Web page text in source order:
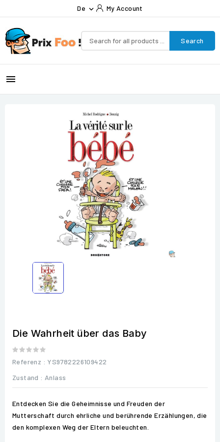
De  My Account
Search

Die Wahrheit über das Baby
Referenz : YS9782226109422
Zustand : Anlass
Entdecken Sie die Geheimnisse und Freuden der
Mutterschaft durch ehrliche und berührende Erzählungen, die
den komplexen Weg der Eltern beleuchten.